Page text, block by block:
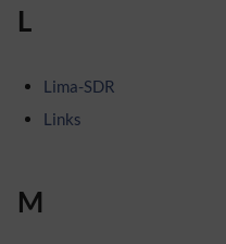
L
Lima-SDR
Links
M